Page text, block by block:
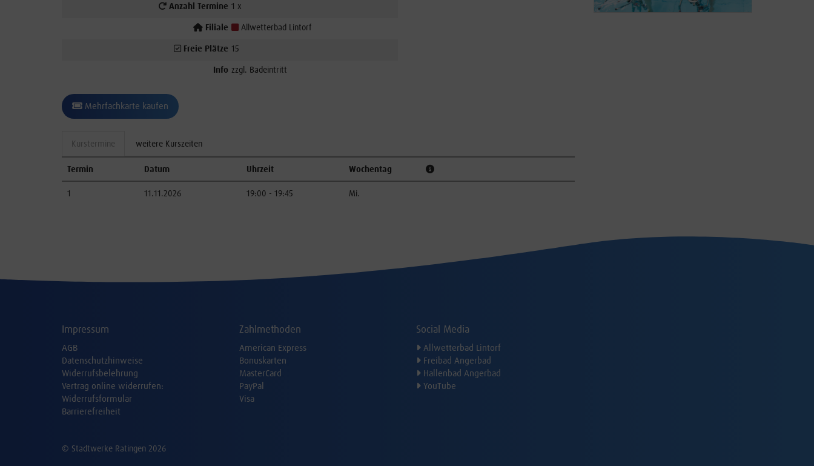
Anzahl Termine 1 x
Filiale
Allwetterbad Lintorf
Freie Plätze 15
Info zzgl. Badeintritt
Mehrfachkarte kaufen
Kurstermine weitere Kurszeiten
Termin Datum Uhrzeit Wochentag
1 11.11.2026 19:00 - 19:45 Mi.
Impressum
AGB
Datenschutzhinweise
Widerrufsbelehrung
Vertrag online widerrufen:
Widerrufsformular
Barrierefreiheit
Zahlmethoden
American Express
Bonuskarten
MasterCard
PayPal
Visa
Social Media
Allwetterbad Lintorf
Freibad Angerbad
Hallenbad Angerbad
YouTube
© Stadtwerke Ratingen 2026